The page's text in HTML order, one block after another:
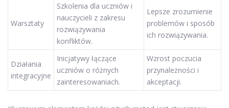
Warsztaty
Szkolenia dla uczniów i
nauczycieli z zakresu
rozwiązywania
konfliktów.
Lepsze zrozumienie
problemów i sposób
ich rozwiązywania.
Działania
integracyjne
Inicjatywy łączące
uczniów o różnych
zainteresowaniach.
Wzrost poczucia
przynależności i
akceptacji.